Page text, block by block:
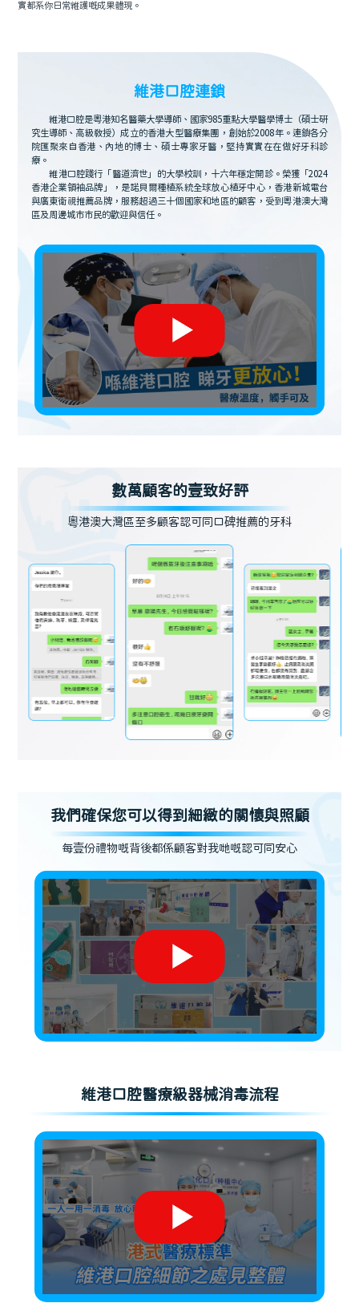
實都系你日常維護嘅成果體現。
維港口腔連鎖
維港口腔是粵港知名醫藥大學導師、國家985重點大學醫學博士（碩士研
究生導師、高級教授）成立的香港大型醫療集團，創始於2008年。連鎖各分
院匯聚來自香港、內地的博士、碩士專家牙醫，堅持實實在在做好牙科診
療。
維港口腔踐行「醫道濟世」的大學校訓，十六年穩定開診。榮獲「2024
香港企業領袖品牌」，是諾貝爾種植系統全球放心植牙中心，香港新城電台
與廣東衛視推薦品牌，服務超過三十個國家和地區的顧客，受到粵港澳大灣
區及周邊城市市民的歡迎與信任。
數萬顧客的壹致好評
粵港澳大灣區至多顧客認可同口碑推薦的牙科
我們確保您可以得到細緻的關懷與照顧
每壹份禮物嘅背後都係顧客對我哋嘅認可同安心
維港口腔醫療級器械消毒流程